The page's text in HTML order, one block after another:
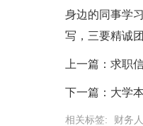
身边的同事学
写，三要精诚
上一篇：求职
下一篇：大学
相关标签: 财务